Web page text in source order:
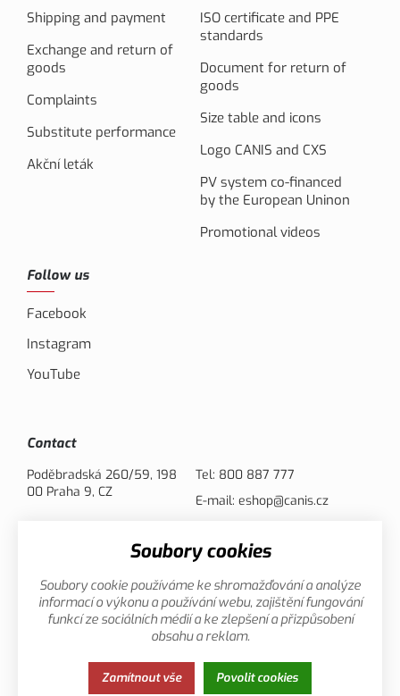
Shipping and payment
Exchange and return of
goods
Complaints
Substitute performance
Akční leták
ISO certificate and PPE
standards
Document for return of
goods
Size table and icons
Logo CANIS and CXS
PV system co-financed
by the European Uninon
Promotional videos
Follow us
Facebook
Instagram
YouTube
Contact
Poděbradská 260/59, 198
00 Praha 9, CZ
Tel: 800 887 777
E-mail: eshop@canis.cz
This page uses cookies. Click for more
information.
Soubory cookies
Soubory cookie používáme ke shromažďování a analýze
informací o výkonu a používání webu, zajištění fungování
funkcí ze sociálních médií a ke zlepšení a přizpůsobení
obsahu a reklam.
Zamítnout vše Povolit cookies